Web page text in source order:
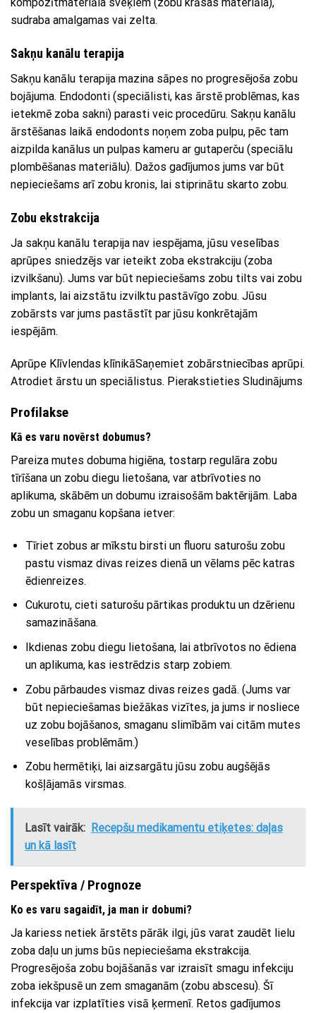
sudraba amalgamas vai zelta.
Sakņu kanālu terapija
Sakņu kanālu terapija mazina sāpes no progresējoša zobu
bojājuma. Endodonti (speciālisti, kas ārstē problēmas, kas
ietekmē zoba sakni) parasti veic procedūru. Sakņu kanālu
ārstēšanas laikā endodonts noņem zoba pulpu, pēc tam
aizpilda kanālus un pulpas kameru ar gutaperču (speciālu
plombēšanas materiālu). Dažos gadījumos jums var būt
nepieciešams arī zobu kronis, lai stiprinātu skarto zobu.
Zobu ekstrakcija
Ja sakņu kanālu terapija nav iespējama, jūsu veselības
aprūpes sniedzējs var ieteikt zoba ekstrakciju (zoba
izvilkšanu). Jums var būt nepieciešams zobu tilts vai zobu
implants, lai aizstātu izvilktu pastāvīgo zobu. Jūsu
zobārsts var jums pastāstīt par jūsu konkrētajām
iespējām.
Aprūpe Klīvlendas klīnikāSaņemiet zobārstniecības aprūpi.
Atrodiet ārstu un speciālistus. Pierakstieties Sludinājums
Profilakse
Kā es varu novērst dobumus?
Pareiza mutes dobuma higiēna, tostarp regulāra zobu
tīrīšana un zobu diegu lietošana, var atbrīvoties no
aplikuma, skābēm un dobumu izraisošām baktērijām. Laba
zobu un smaganu kopšana ietver:
Tīriet zobus ar mīkstu birsti un fluoru saturošu zobu
pastu vismaz divas reizes dienā un vēlams pēc katras
ēdienreizes.
Cukurotu, cieti saturošu pārtikas produktu un dzērienu
samazināšana.
Ikdienas zobu diegu lietošana, lai atbrīvotos no ēdiena
un aplikuma, kas iestrēdzis starp zobiem.
Zobu pārbaudes vismaz divas reizes gadā. (Jums var
būt nepieciešamas biežākas vizītes, ja jums ir nosliece
uz zobu bojāšanos, smaganu slimībām vai citām mutes
veselības problēmām.)
Zobu hermētiķi, lai aizsargātu jūsu zobu augšējās
košļājamās virsmas.
Lasīt vairāk: Recepšu medikamentu etiķetes: daļas
un kā lasīt
Perspektīva / Prognoze
Ko es varu sagaidīt, ja man ir dobumi?
Ja kariess netiek ārstēts pārāk ilgi, jūs varat zaudēt lielu
zoba daļu un jums būs nepieciešama ekstrakcija.
Progresējoša zobu bojāšanās var izraisīt smagu infekciju
zoba iekšpusē un zem smaganām (zobu abscesu). Šī
infekcija var izplatīties visā ķermenī. Retos gadījumos